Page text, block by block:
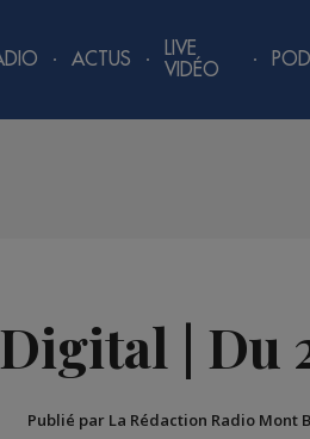
ACTUS
LIVE
VIDÉO
| Du
Publié par La Rédaction Radio Mont